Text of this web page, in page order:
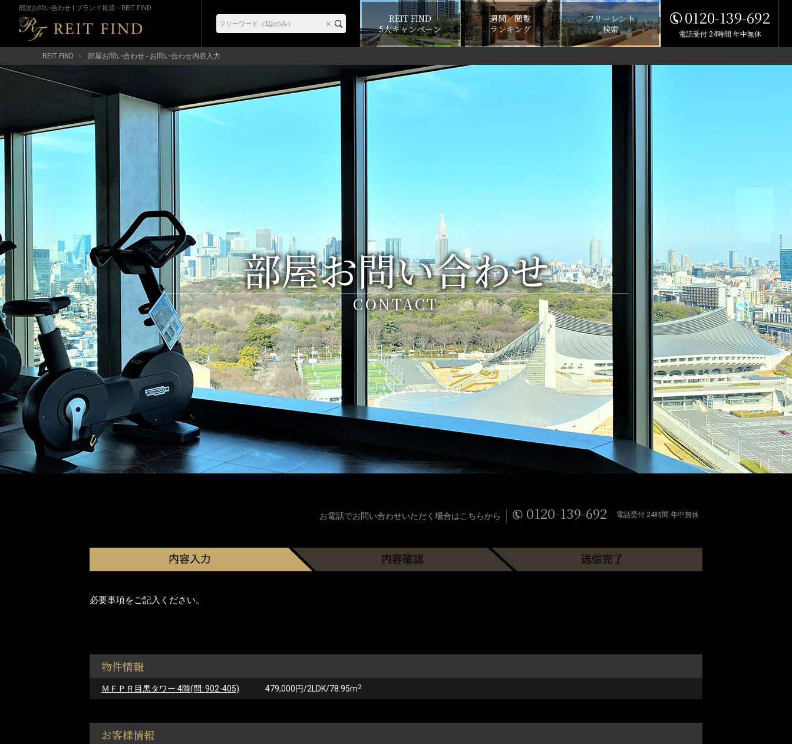
部屋お問い合わせ | ブランド賃貸－REIT FIND
REIT FIND
5大キャンペーン
週間／閲覧
ランキング
フリーレント
検索
0120-139-692
電話受付 24時間 年中無休
REIT FIND 部屋お問い合わせ - お問い合わせ内容入力
部屋お問い合わせ
CONTACT
お電話でお問い合わせいただく場合はこちらから 0120-139-692 電話受付 24時間 年中無休
必要事項をご記入ください。
物件情報
ＭＦＰＲ目黒タワー 4階(問: 902-405) 479,000円/2LDK/78.95m2
お客様情報